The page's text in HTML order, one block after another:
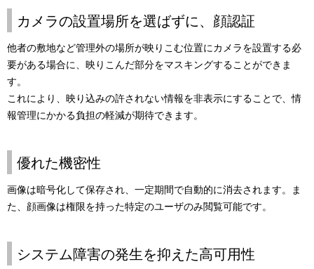
カメラの設置場所を選ばずに、顔認証
他者の敷地など管理外の場所が映りこむ位置にカメラを設置する必
要がある場合に、映りこんだ部分をマスキングすることができま
す。
これにより、映り込みの許されない情報を非表示にすることで、情
報管理にかかる負担の軽減が期待できます。
優れた機密性
画像は暗号化して保存され、一定期間で自動的に消去されます。ま
た、顔画像は権限を持った特定のユーザのみ閲覧可能です。
システム障害の発生を抑えた高可用性